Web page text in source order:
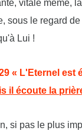
vitale même,
sous le regard
Lui !
« L'Eternel est
il écoute la
si pas le plus